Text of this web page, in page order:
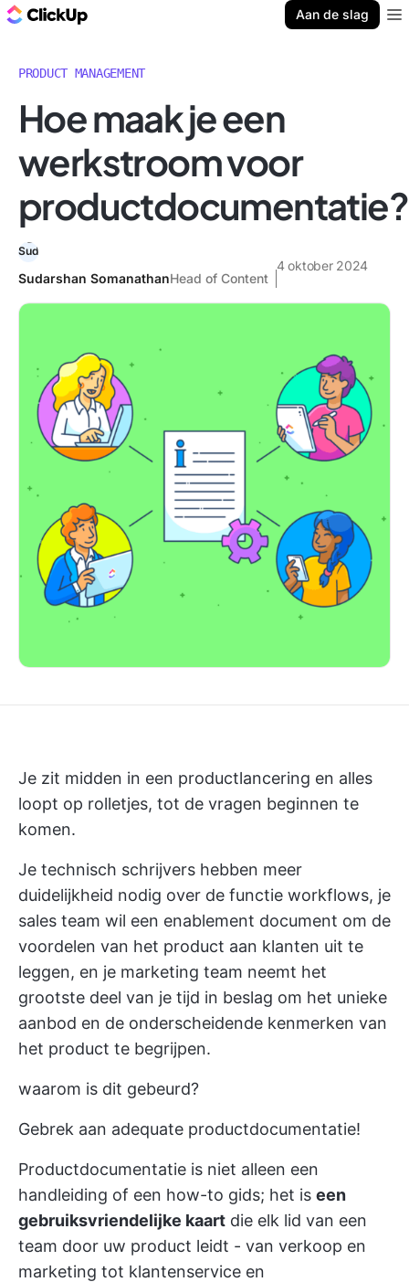
Aan de slag
PRODUCT MANAGEMENT
Hoe maak je een
werkstroom voor
productdocumentatie?
Sudarshan SomanathanHead of Content
4 oktober 2024
Je zit midden in een productlancering en alles
loopt op rolletjes, tot de vragen beginnen te
komen.
Je technisch schrijvers hebben meer
duidelijkheid nodig over de functie workflows, je
sales team wil een enablement document om de
voordelen van het product aan klanten uit te
leggen, en je marketing team neemt het
grootste deel van je tijd in beslag om het unieke
aanbod en de onderscheidende kenmerken van
het product te begrijpen.
waarom is dit gebeurd?
Gebrek aan adequate productdocumentatie!
Productdocumentatie is niet alleen een
handleiding of een how-to gids; het is een
gebruiksvriendelijke kaart die elk lid van een
team door uw product leidt - van verkoop en
marketing tot klantenservice en